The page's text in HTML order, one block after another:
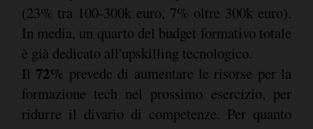
(23% tra 100-300k euro, 7% oltre 300k euro).
In media, un quarto del budget formativo totale
è già dedicato all'upskilling tecnologico.
Il 72% prevede di aumentare le risorse per la
formazione tech nel prossimo esercizio, per
ridurre il divario di competenze. Per quanto